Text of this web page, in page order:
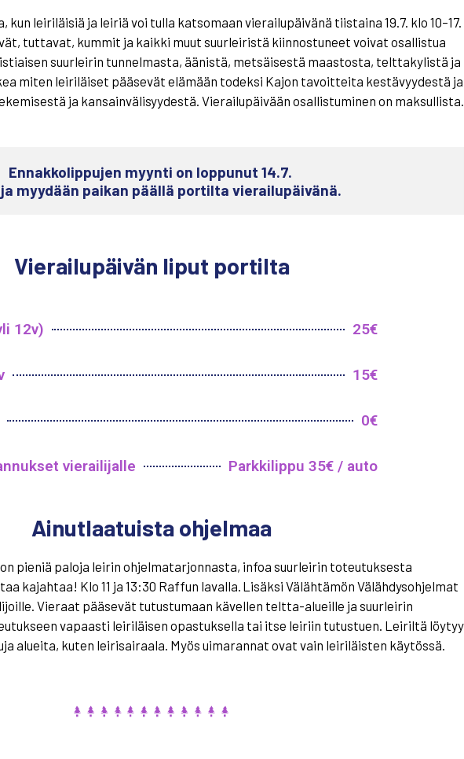
kun leiriläisiä ja leiriä voi tulla katsomaan vierailupäivänä tiistaina 19.7. klo 10–17.
tuttavat, kummit ja kaikki muut suurleiristä kiinnostuneet voivat osallistua
suurleirin tunnelmasta, äänistä, metsäisestä maastosta, telttakylistä ja
miten leiriläiset pääsevät elämään todeksi Kajon tavoitteita kestävyydestä ja
ja kansainvälisyydestä. Vierailupäivään osallistuminen on maksullista.
Ennakkolippujen myynti on loppunut 14.7.
myydään paikan päällä portilta vierailupäivänä.
Vierailupäivän liput portilta
12v) 25€
15€
0€
vierailijalle Parkkilippu 35€ / auto
Ainutlaatuista ohjelmaa
pieniä paloja leirin ohjelmatarjonnasta, infoa suurleirin toteutuksesta
kajahtaa! Klo 11 ja 13:30 Raffun lavalla. Lisäksi Välähtämön Välähdysohjelmat
. Vieraat pääsevät tutustumaan kävellen teltta-alueille ja suurleirin
vapaasti leiriläisen opastuksella tai itse leiriin tutustuen. Leiriltä löytyy
alueita, kuten leirisairaala. Myös uimarannat ovat vain leiriläisten käytössä.